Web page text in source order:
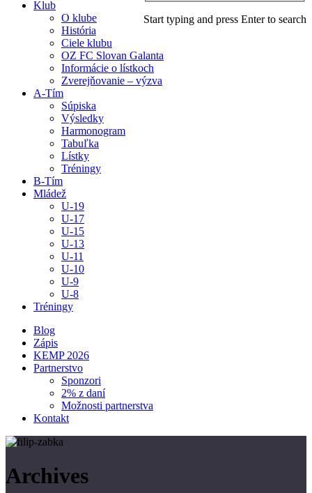
Start typing and press Enter to search
Klub
O klube
História
Ciele klubu
OZ FC Slovan Galanta
Informácie o lístkoch
Zverejňovanie – výzva
A-Tím
Súpiska
Výsledky
Harmonogram
Tabuľka
Lístky
Tréningy
B-Tím
Mládež
U-19
U-17
U-15
U-13
U-11
U-10
U-9
U-8
Tréningy
Blog
Zápis
KEMP 2026
Partnerstvo
Sponzori
2% z daní
Možnosti partnerstva
Kontakt
Archives